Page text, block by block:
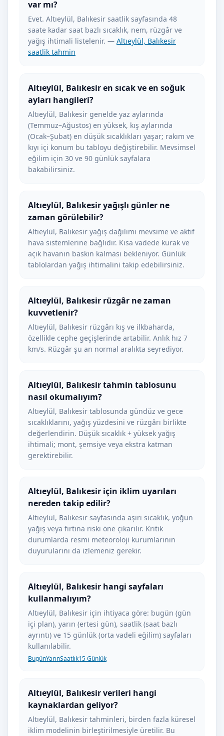
var mı?
Evet. Altıeylül, Balıkesir saatlik sayfasında 48
saate kadar saat bazlı sıcaklık, nem, rüzgâr ve
yağış ihtimali listelenir. — Altıeylül, Balıkesir
saatlik tahmin
Altıeylül, Balıkesir en sıcak ve en soğuk
ayları hangileri?
Altıeylül, Balıkesir genelde yaz aylarında
(Temmuz–Ağustos) en yüksek, kış aylarında
(Ocak–Şubat) en düşük sıcaklıkları yaşar; rakım ve
kıyı içi konum bu tabloyu değiştirebilir. Mevsimsel
eğilim için 30 ve 90 günlük sayfalara
bakabilirsiniz.
Altıeylül, Balıkesir yağışlı günler ne
zaman görülebilir?
Altıeylül, Balıkesir yağış dağılımı mevsime ve aktif
hava sistemlerine bağlıdır. Kısa vadede kurak ve
açık havanın baskın kalması bekleniyor. Günlük
tablolardan yağış ihtimalini takip edebilirsiniz.
Altıeylül, Balıkesir rüzgâr ne zaman
kuvvetlenir?
Altıeylül, Balıkesir rüzgârı kış ve ilkbaharda,
özellikle cephe geçişlerinde artabilir. Anlık hız 7
km/s. Rüzgâr şu an normal aralıkta seyrediyor.
Altıeylül, Balıkesir tahmin tablosunu
nasıl okumalıyım?
Altıeylül, Balıkesir tablosunda gündüz ve gece
sıcaklıklarını, yağış yüzdesini ve rüzgârı birlikte
değerlendirin. Düşük sıcaklık + yüksek yağış
ihtimali; mont, şemsiye veya ekstra katman
gerektirebilir.
Altıeylül, Balıkesir için iklim uyarıları
nereden takip edilir?
Altıeylül, Balıkesir sayfasında aşırı sıcaklık, yoğun
yağış veya fırtına riski öne çıkarılır. Kritik
durumlarda resmi meteoroloji kurumlarının
duyurularını da izlemeniz gerekir.
Altıeylül, Balıkesir hangi sayfaları
kullanmalıyım?
Altıeylül, Balıkesir için ihtiyaca göre: bugün (gün
içi plan), yarın (ertesi gün), saatlik (saat bazlı
ayrıntı) ve 15 günlük (orta vadeli eğilim) sayfaları
kullanılabilir.
BugünYarınSaatlik15 Günlük
Altıeylül, Balıkesir verileri hangi
kaynaklardan geliyor?
Altıeylül, Balıkesir tahminleri, birden fazla küresel
iklim modelinin birleştirilmesiyle üretilir. Bu